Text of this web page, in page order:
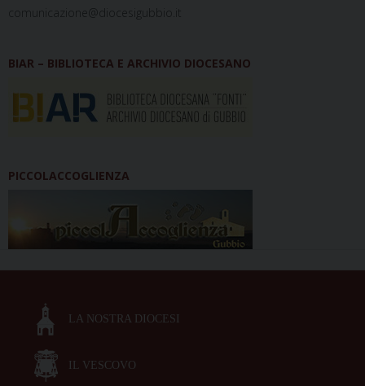
comunicazione@diocesigubbio.it
BIAR – BIBLIOTECA E ARCHIVIO DIOCESANO
PICCOLACCOGLIENZA
LA NOSTRA DIOCESI
IL VESCOVO